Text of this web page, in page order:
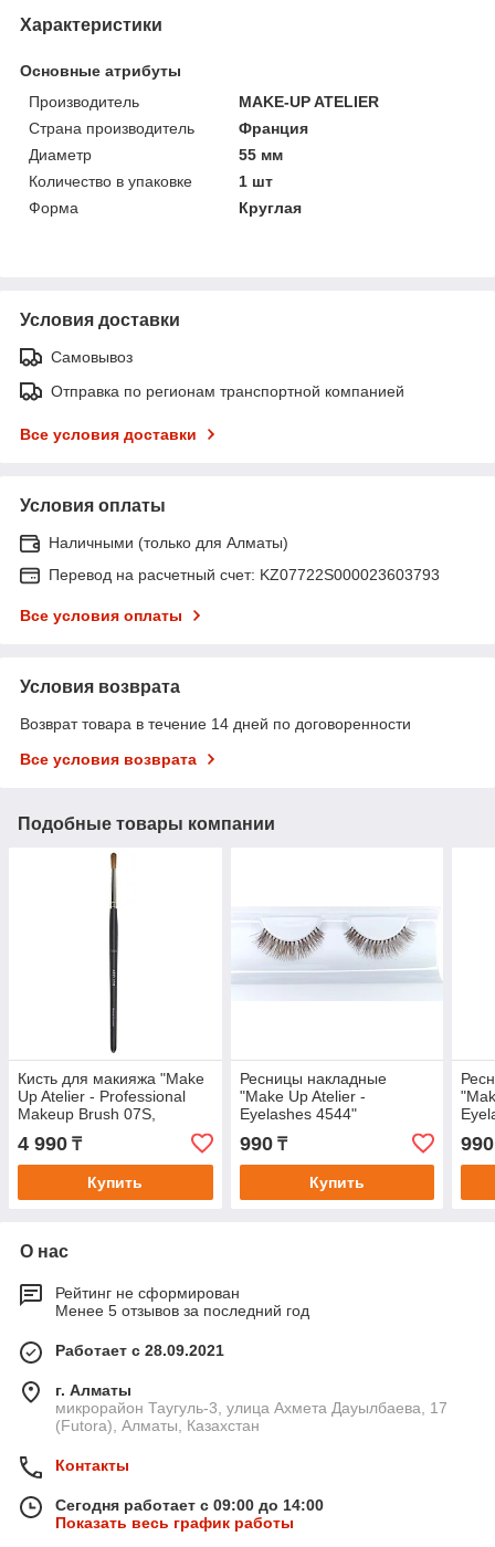
Характеристики
Основные атрибуты
Производитель
MAKE-UP ATELIER
Страна производитель
Франция
Диаметр
55 мм
Количество в упаковке
1 шт
Форма
Круглая
Условия доставки
Самовывоз
Отправка по регионам транспортной компанией
Все условия доставки
Условия оплаты
Наличными (только для Алматы)
Перевод на расчетный счет: KZ07722S000023603793
Все условия оплаты
Условия возврата
Возврат товара в течение 14 дней по договоренности
Все условия возврата
Подобные товары компании
Кисть для макияжа "Make
Up Atelier - Professional
Makeup Brush 07S,
4 990 ₸
Купить
Ресницы накладные
"Make Up Atelier -
Eyelashes 4544"
990₸
Купить
990
О нас
Рейтинг не сформирован
Менее 5 отзывов за последний год
Работает с 28.09.2021
г. Алматы
микрорайон Таугуль-3, улица Ахмета Дауылбаева, 17
(Futora), Алматы, Казахстан
Контакты
Сегодня работает с 09:00 до 14:00
Показать весь график работы